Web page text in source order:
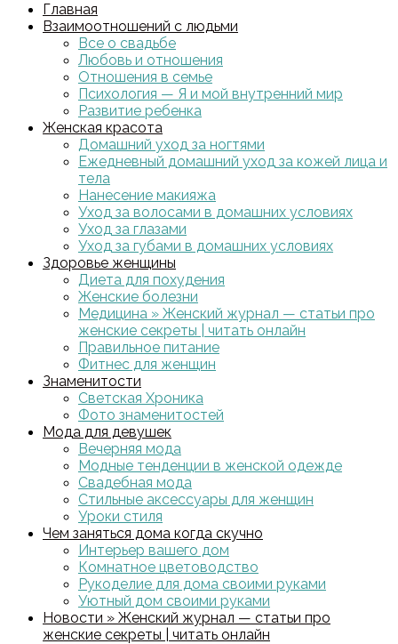
Главная
Взаимоотношений с людьми
Все о свадьбе
Любовь и отношения
Отношения в семье
Психология — Я и мой внутренний мир
Развитие ребенка
Женская красота
Домашний уход за ногтями
Ежедневный домашний уход за кожей лица и
тела
Нанесение макияжа
Уход за волосами в домашних условиях
Уход за глазами
Уход за губами в домашних условиях
Здоровье женщины
Диета для похудения
Женские болезни
Медицина » Женский журнал — статьи про
женские секреты | читать онлайн
Правильное питание
Фитнес для женщин
Знаменитости
Светская Хроника
Фото знаменитостей
Мода для девушек
Вечерняя мода
Модные тенденции в женской одежде
Свадебная мода
Стильные аксессуары для женщин
Уроки стиля
Чем заняться дома когда скучно
Интерьер вашего дом
Комнатное цветоводство
Рукоделие для дома своими руками
Уютный дом своими руками
Новости » Женский журнал — статьи про
женские секреты | читать онлайн